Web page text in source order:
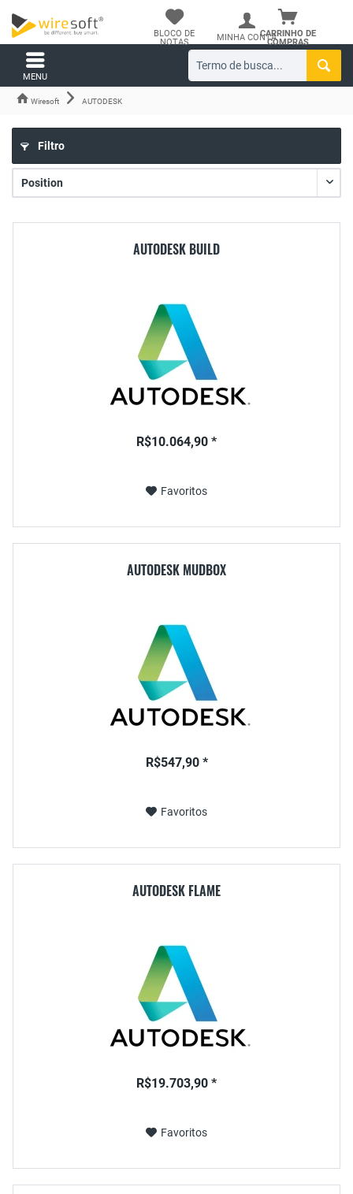
CARRINHO DE
COMPRAS
BLOCO DE
NOTAS
MINHA CONTA
MENU
Wiresoft AUTODESK
Filtro
AUTODESK BUILD
R$10.064,90 *
Favoritos
AUTODESK MUDBOX
R$547,90 *
Favoritos
AUTODESK FLAME
R$19.703,90 *
Favoritos